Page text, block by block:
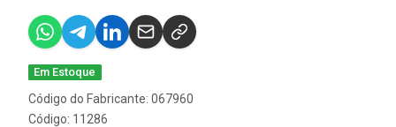
Em Estoque
Código do Fabricante: 067960
Código: 11286